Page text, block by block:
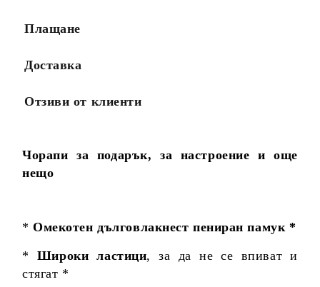
Плащане
Доставка
Отзиви от клиенти
Чорапи за подарък, за настроение и още
нещо
*Омекотен дълговлакнест пениран памук *
* Широки ластици, за да не се впиват и
стягат *